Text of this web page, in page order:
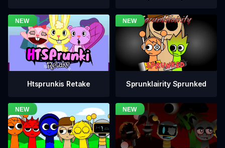
Htsprunkis Retake Sprunklairity Sprunked